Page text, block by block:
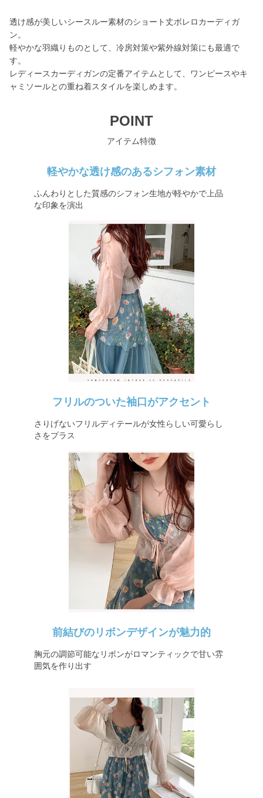
透け感が美しいシースルー素材のショート丈ボレロカーディガ
ン。
軽やかな羽織りものとして、冷房対策や紫外線対策にも最適で
す。
レディースカーディガンの定番アイテムとして、ワンピースやキ
ャミソールとの重ね着スタイルを楽しめます。
POINT
アイテム特徴
軽やかな透け感のあるシフォン素材
ふんわりとした質感のシフォン生地が軽やかで上品
な印象を演出
フリルのついた袖口がアクセント
さりげないフリルディテールが女性らしい可愛らし
さをプラス
前結びのリボンデザインが魅力的
胸元の調節可能なリボンがロマンティックで甘い雰
囲気を作り出す